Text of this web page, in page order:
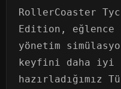
RollerCoaster
Edition, eğlence
yönetim
keyfini daha iyi
hazırladığımız